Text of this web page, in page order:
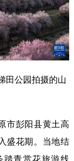
田公园拍摄的山
彭阳县黄土高
盛花期。当地结
青赏花旅游线